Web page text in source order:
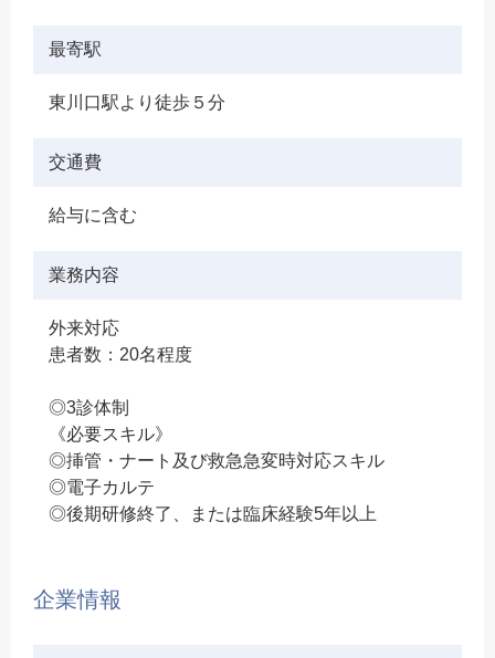
最寄駅
東川口駅より徒歩５分
交通費
給与に含む
業務内容
外来対応
患者数：20名程度
◎3診体制
《必要スキル》
◎挿管・ナート及び救急急変時対応スキル
◎電子カルテ
◎後期研修終了、または臨床経験5年以上
企業情報